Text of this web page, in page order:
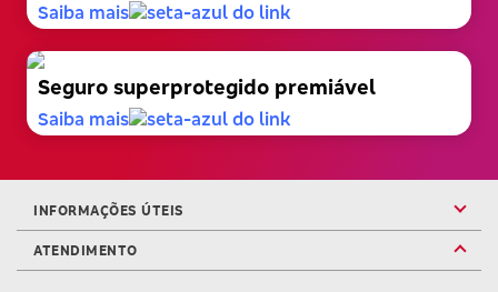
Saiba mais
Seguro superprotegido premiável
Saiba mais
INFORMAÇÕES ÚTEIS
ATENDIMENTO